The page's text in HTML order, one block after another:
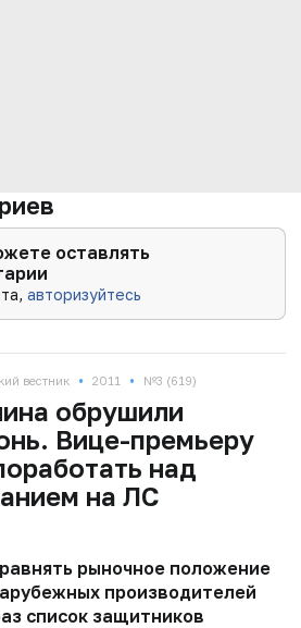
оставлять
авторизуйтесь
вестник • 2011 • №3 (619)
обрушили
Вице-премьеру
над
на ЛС
рыночное положение
производителей
список защитников